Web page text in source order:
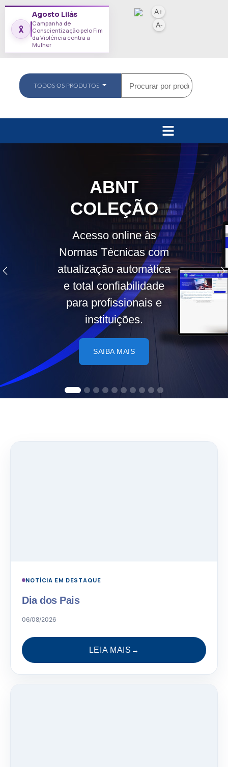
Agosto Lilás
Campanha de
Conscientização pelo Fim
da Violência contra a
Mulher
A+
A-
TODOS OS PRODUTOS
ABNT
COLEÇÃO
Acesso online às
Normas Técnicas com
atualização automática
e total confiabilidade
para profissionais e
instituições.
SAIBA MAIS
Anterior
NOTÍCIA EM DESTAQUE
Dia dos Pais
06/08/2026
LEIA MAIS